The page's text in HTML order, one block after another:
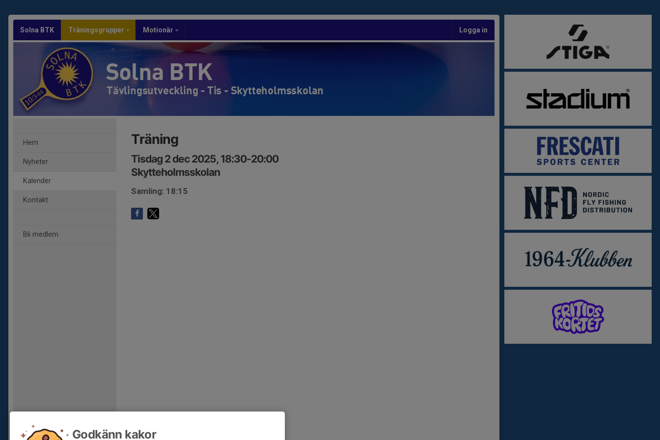
Solna BTK Träningsgrupper Motionär Logga in
Solna BTK
Tävlingsutveckling - Tis - Skytteholmsskolan
Hem
Nyheter
Kalender
Kontakt
Bli medlem
Träning
Tisdag 2 dec 2025, 18:30-20:00
Skytteholmsskolan
Samling: 18:15
Godkänn kakor